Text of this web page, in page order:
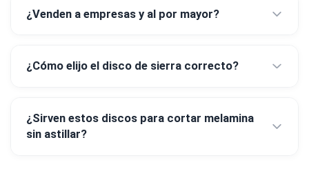
¿Venden a empresas y al por mayor?
¿Cómo elijo el disco de sierra correcto?
¿Sirven estos discos para cortar melamina
sin astillar?